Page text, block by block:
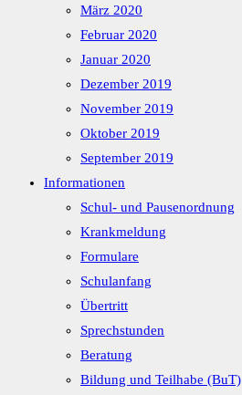
März 2020
Februar 2020
Januar 2020
Dezember 2019
November 2019
Oktober 2019
September 2019
Informationen
Schul- und Pausenordnung
Krankmeldung
Formulare
Schulanfang
Übertritt
Sprechstunden
Beratung
Bildung und Teilhabe (BuT)